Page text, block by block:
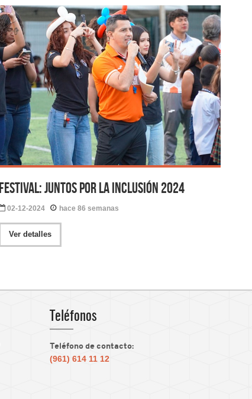
Festival: Juntos por la Inclusión 2024
02-12-2024 hace 86 semanas
Ver detalles
Teléfonos
Teléfono de contacto:
(961) 614 11 12